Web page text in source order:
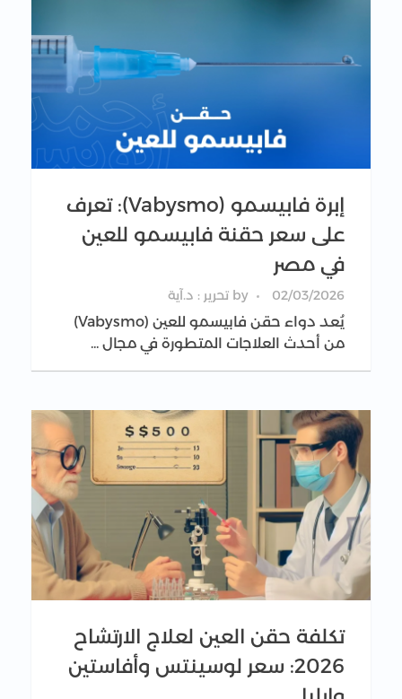
إبرة فابيسمو (Vabysmo): تعرف
على سعر حقنة فابيسمو للعين
في مصر
02/03/2026
by تحرير : د.آية
يُعد دواء حقن فابيسمو للعين (Vabysmo)
من أحدث العلاجات المتطورة في مجال ...
تكلفة حقن العين لعلاج الارتشاح
2026: سعر لوسينتس وأفاستين